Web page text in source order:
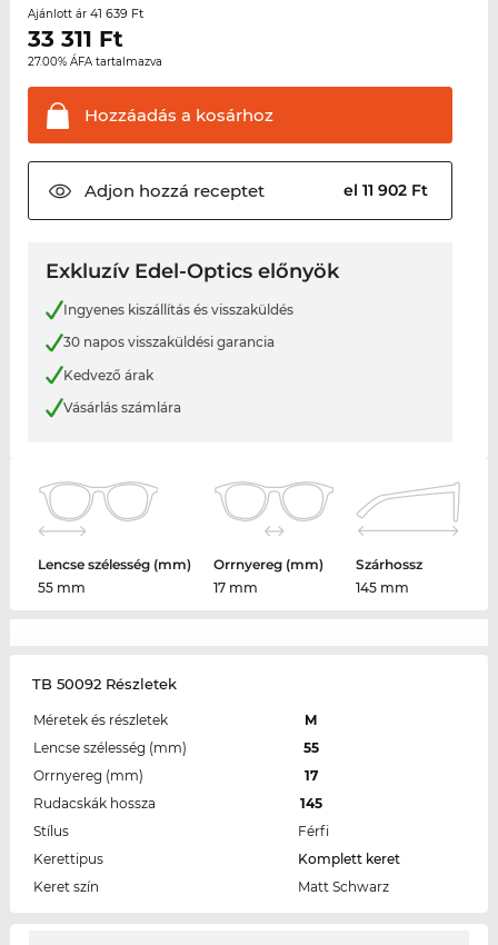
Ajánlott ár 41 639 Ft
33 311 Ft
27.00% ÁFA tartalmazva
Hozzáadás a kosárhoz
Adjon hozzá receptet el 11 902 Ft
Exkluzív Edel-Optics előnyök
Ingyenes kiszállítás és visszaküldés
30 napos visszaküldési garancia
Kedvező árak
Vásárlás számlára
Lencse szélesség (mm)
55 mm
Orrnyereg (mm)
17 mm
Szárhossz
145 mm
TB 50092 Részletek
Méretek és részletek
M
Lencse szélesség (mm)
55
Orrnyereg (mm)
17
Rudacskák hossza
145
Stílus
Férfi
Kerettipus
Komplett keret
Keret szín
Matt Schwarz